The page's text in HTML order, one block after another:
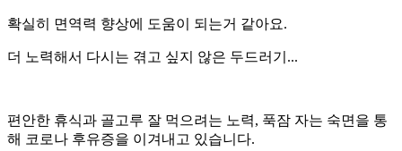
확실히 면역력 향상에 도움이 되는거 같아요.
더 노력해서 다시는 겪고 싶지 않은 두드러기...
편안한 휴식과 골고루 잘 먹으려는 노력, 푹잠 자는 숙면을 통
해 코로나 후유증을 이겨내고 있습니다.